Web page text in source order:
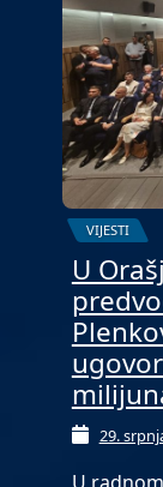
VIJESTI
U
29.